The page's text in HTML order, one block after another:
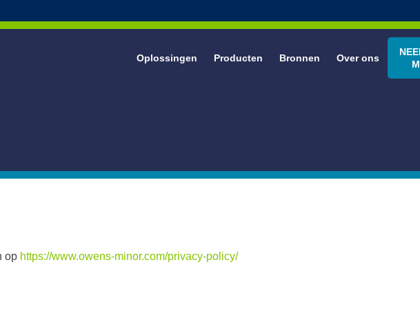
Oplossingen Producten
gezichtsbescherming
Bronnen Over ons
op https://www.owens-minor.com/privacy-policy/